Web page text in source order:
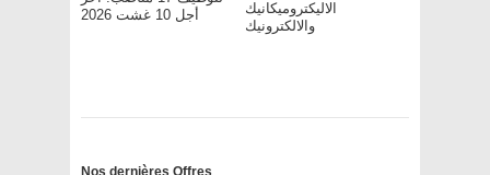
أجل 10 غشت 2026
الاليكتروميكانيك
والالكترونيك